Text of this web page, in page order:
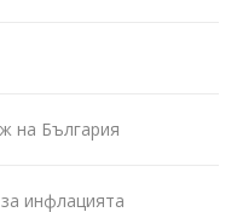
на България
инфлацията